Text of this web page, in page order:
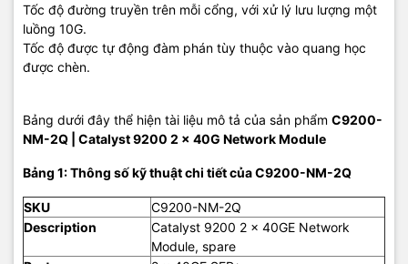
Tốc độ đường truyền trên mỗi cổng, với xử lý lưu lượng một
luồng 10G.
Tốc độ được tự động đàm phán tùy thuộc vào quang học
được chèn.
Bảng dưới đây thể hiện tài liệu mô tả của sản phẩm C9200-
NM-2Q | Catalyst 9200 2 x 40G Network Module
Bảng 1: Thông số kỹ thuật chi tiết của C9200-NM-2Q
SKU
C9200-NM-2Q
Description
Catalyst 9200 2 x 40GE Network
Module, spare